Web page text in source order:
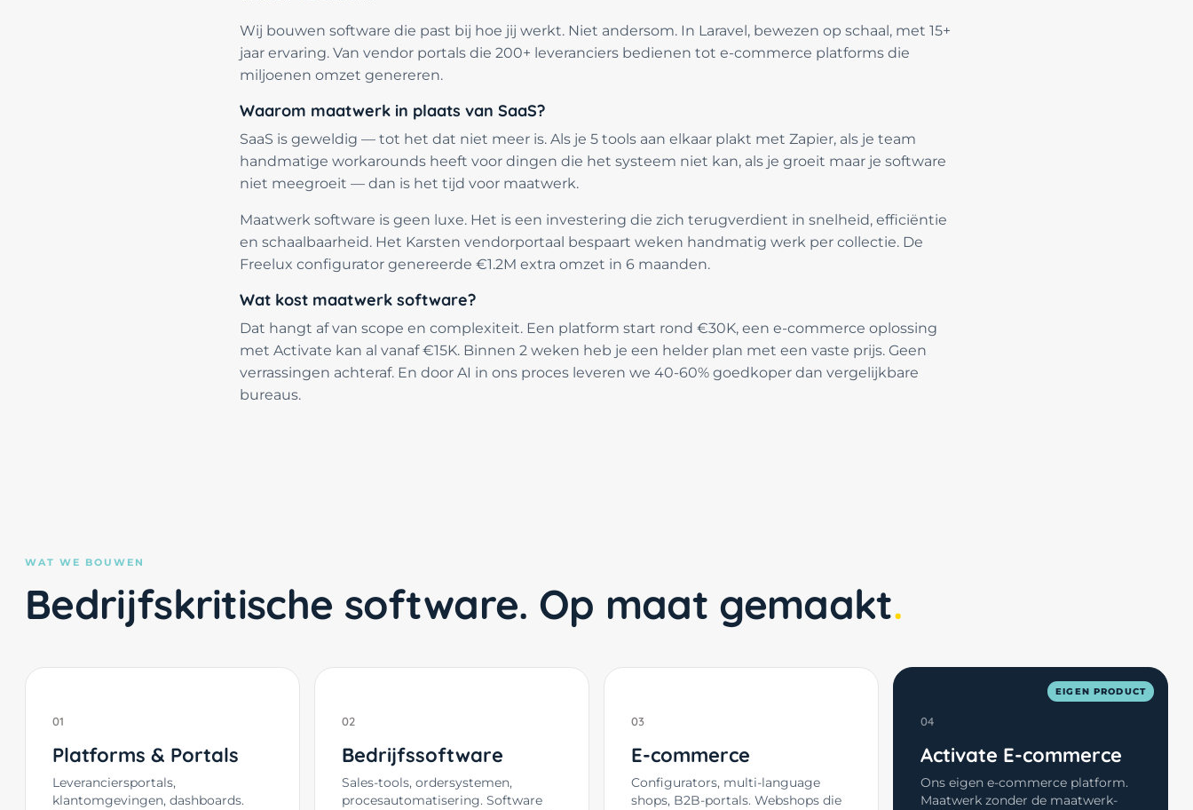
Wij bouwen software die past bij hoe jij werkt. Niet andersom. In Laravel, bewezen op schaal, met 15+
jaar ervaring. Van vendor portals die 200+ leveranciers bedienen tot e-commerce platforms die
miljoenen omzet genereren.
Waarom maatwerk in plaats van SaaS?
SaaS is geweldig — tot het dat niet meer is. Als je 5 tools aan elkaar plakt met Zapier, als je team
handmatige workarounds heeft voor dingen die het systeem niet kan, als je groeit maar je software
niet meegroeit — dan is het tijd voor maatwerk.
Maatwerk software is geen luxe. Het is een investering die zich terugverdient in snelheid, efficiëntie
en schaalbaarheid. Het Karsten vendorportaal bespaart weken handmatig werk per collectie. De
Freelux configurator genereerde €1.2M extra omzet in 6 maanden.
Wat kost maatwerk software?
Dat hangt af van scope en complexiteit. Een platform start rond €30K, een e-commerce oplossing
met Activate kan al vanaf €15K. Binnen 2 weken heb je een helder plan met een vaste prijs. Geen
verrassingen achteraf. En door AI in ons proces leveren we 40-60% goedkoper dan vergelijkbare
bureaus.
WAT WE BOUWEN
Bedrijfskritische software. Op maat gemaakt
01
Platforms & Portals
Leveranciersportals,
klantomgevingen, dashboards.
02
Bedrijfssoftware
Sales-tools, ordersystemen,
procesautomatisering. Software
03
E-commerce
Configurators, multi-language
shops, B2B-portals. Webshops die
04
EIGEN PRODUCT
Activate E-commerce
Ons eigen e-commerce platform.
Maatwerk zonder de maatwerk-